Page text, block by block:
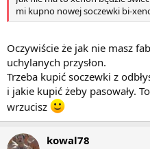
mi kupno nowej soczewki bi-
Oczywiście że jak nie masz
uchylanych przysłon.
Trzeba kupić soczewki z
i jakie kupić żeby pasowały.
wrzucisz
kowal78